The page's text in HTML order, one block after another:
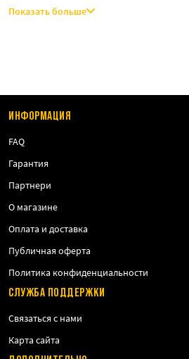
тип химического элемента.
форма исполнения. В зависимости
нужно подбирать подходящую
«нунчаки», mini, AUG, два лепестка,
насколько батарея хорошо
магазина Hitman помогут выбрать
тип разъема. Всего их существует
встречающийся Mini Tamiya, более
почти невостребованный. Перед
источника энергии, рекомендуется
именно разъем требуется;
электротехнические параметры —
тока. Здесь все зависит от
начальная скорость вылета
Показать больше
ИНФОРМАЦИЯ
FAQ
Гарантия
Партнери
О магазине
Оплата и доставка
Публичная оферта
Политика конфиденциальности
СЛУЖБА ПОДДЕРЖКИ
Связаться с нами
Карта сайта